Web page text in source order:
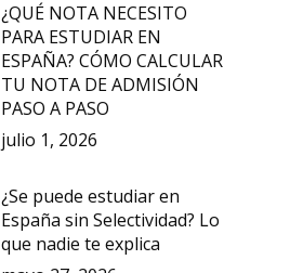
¿QUÉ NOTA NECESITO
PARA ESTUDIAR EN
ESPAÑA? CÓMO CALCULAR
TU NOTA DE ADMISIÓN
PASO A PASO
julio 1, 2026
¿Se puede estudiar en
España sin Selectividad? Lo
que nadie te explica